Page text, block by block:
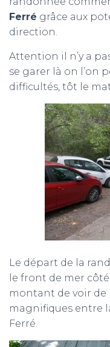
Ferré grâce aux
direction.
Attention il n’y a
se garer là on l’on
difficultés, tôt le
Le départ de la
le front de mer
montant de voir
magnifiques entre
Ferré.